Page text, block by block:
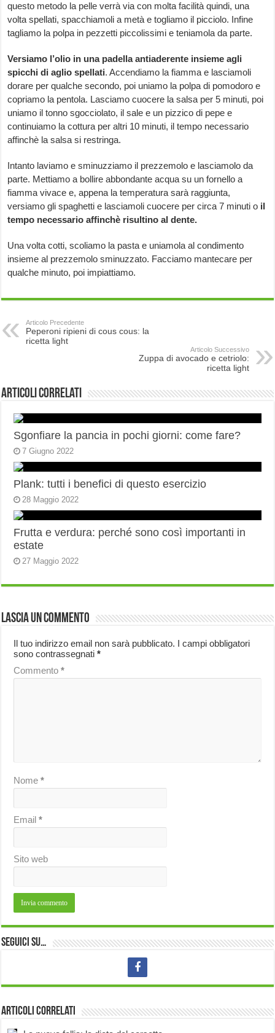
questo metodo la pelle verrà via con molta facilità quindi, una
volta spellati, spacchiamoli a metà e togliamo il picciolo. Infine
tagliamo la polpa in pezzetti piccolissimi e teniamola da parte.
Versiamo l’olio in una padella antiaderente insieme agli
spicchi di aglio spellati. Accendiamo la fiamma e lasciamoli
dorare per qualche secondo, poi uniamo la polpa di pomodoro e
copriamo la pentola. Lasciamo cuocere la salsa per 5 minuti, poi
uniamo il tonno sgocciolato, il sale e un pizzico di pepe e
continuiamo la cottura per altri 10 minuti, il tempo necessario
affinchè la salsa si restringa.
Intanto laviamo e sminuzziamo il prezzemolo e lasciamolo da
parte. Mettiamo a bollire abbondante acqua su un fornello a
fiamma vivace e, appena la temperatura sarà raggiunta,
versiamo gli spaghetti e lasciamoli cuocere per circa 7 minuti o il
tempo necessario affinchè risultino al dente.
Una volta cotti, scoliamo la pasta e uniamola al condimento
insieme al prezzemolo sminuzzato. Facciamo mantecare per
qualche minuto, poi impiattiamo.
Articolo Precedente
Peperoni ripieni di cous cous: la
ricetta light
Articolo Successivo
Zuppa di avocado e cetriolo:
ricetta light
Articoli correlati
Sgonfiare la pancia in pochi giorni: come fare?
7 Giugno 2022
Plank: tutti i benefici di questo esercizio
28 Maggio 2022
Frutta e verdura: perché sono così importanti in
estate
27 Maggio 2022
Lascia un commento
Il tuo indirizzo email non sarà pubblicato. I campi obbligatori
sono contrassegnati*
Commento*
Nome*
Email*
Sito web
Seguici su…
Articoli correlati